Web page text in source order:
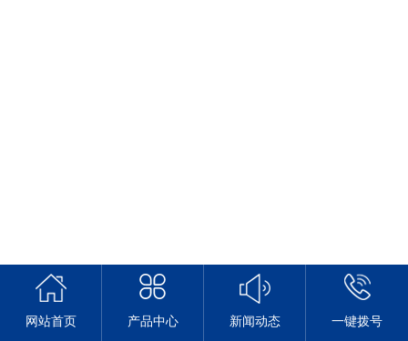
网站首页 产品中心 新闻动态 一键拨号